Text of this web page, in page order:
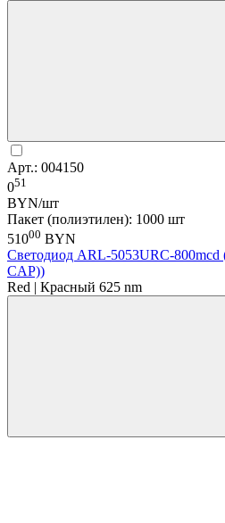
Арт.: 004150
051
BYN/шт
Пакет (полиэтилен): 1000 шт
51000 BYN
Светодиод ARL-5053URC-
CAP))
Red | Красный 625 nm